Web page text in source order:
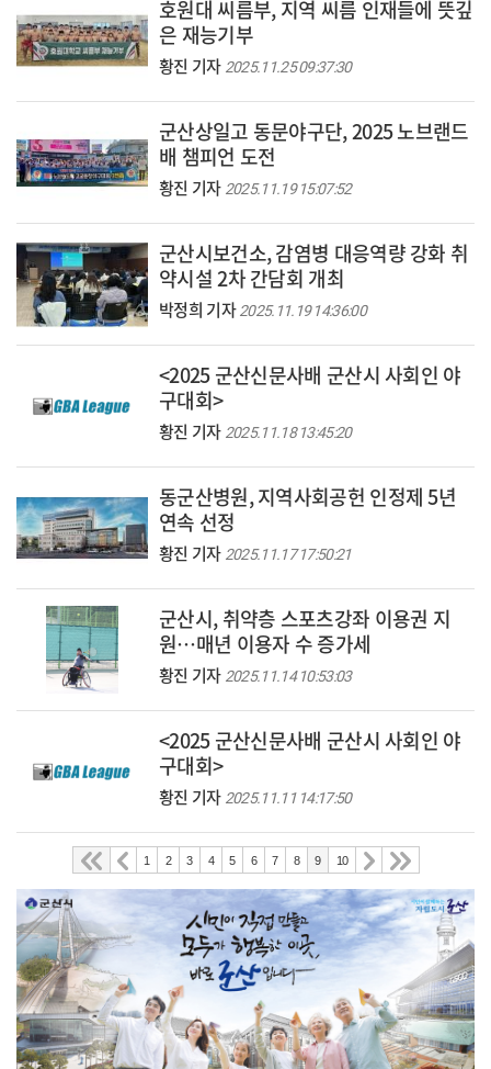
호원대 씨름부, 지역 씨름 인재들에 뜻깊
은 재능기부
황진 기자 2025.11.25 09:37:30
군산상일고 동문야구단, 2025 노브랜드
배 챔피언 도전
황진 기자 2025.11.19 15:07:52
군산시보건소, 감염병 대응역량 강화 취
약시설 2차 간담회 개최
박정희 기자2025.11.19 14:36:00
<2025 군산신문사배 군산시 사회인 야
구대회>
황진 기자 2025.11.18 13:45:20
동군산병원, 지역사회공헌 인정제 5년
연속 선정
황진 기자 2025.11.17 17:50:21
군산시, 취약층 스포츠강좌 이용권 지
원…매년 이용자 수 증가세
황진 기자 2025.11.14 10:53:03
<2025 군산신문사배 군산시 사회인 야
구대회>
황진 기자 2025.11.11 14:17:50
1 2 3 4 5 6 7 8 9 10